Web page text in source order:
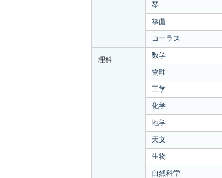
琴
箏曲
コーラス
理科 数学
物理
工学
化学
地学
天文
生物
自然科学